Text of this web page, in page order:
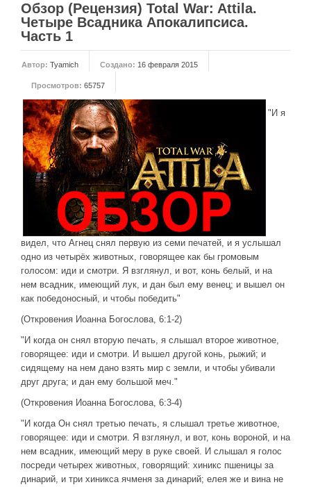
МОДЫ
Моддинг ROME 2
Моддинг Napoleon
Моддинг MEDIEVAL 2
ДРУГИЕ ИГРЫ
Серия игр Mount and Blade
Вселенные Warhammer
Warhammer 40.000: Dawn of War
Серия игр «История войн»
Серия игр «King Arthur»
КРЕАТИВ
Творчество СиЧевиков
Блоги о рыбалке
Черный Гетман (роман)
Наше время
Новое время
Крестовые походы
Обзор (Рецензия) Total War: Attila.
Четыре Всадника Апокалипсиса.
Часть 1
Автор: Tyamich Создано: 16 февраля 2015
Просмотров: 65757
"И я
видел, что Агнец снял первую из семи печатей, и я услышал
одно из четырёх животных, говорящее как бы громовым
голосом: иди и смотри. Я взглянул, и вот, конь белый, и на
нем всадник, имеющий лук, и дан был ему венец; и вышел он
как победоносный, и чтобы победить"
(Откровения Иоанна Богослова, 6:1-2)
"И когда он снял вторую печать, я слышал второе животное,
говорящее: иди и смотри. И вышел другой конь, рыжий; и
сидящему на нем дано взять мир с земли, и чтобы убивали
друг друга; и дан ему большой меч."
(Откровения Иоанна Богослова, 6:3-4)
"И когда Он снял третью печать, я слышал третье животное,
говорящее: иди и смотри. Я взглянул, и вот, конь вороной, и на
нем всадник, имеющий меру в руке своей. И слышал я голос
посреди четырех животных, говорящий: хиникс пшеницы за
динарий, и три хиникса ячменя за динарий; елея же и вина не